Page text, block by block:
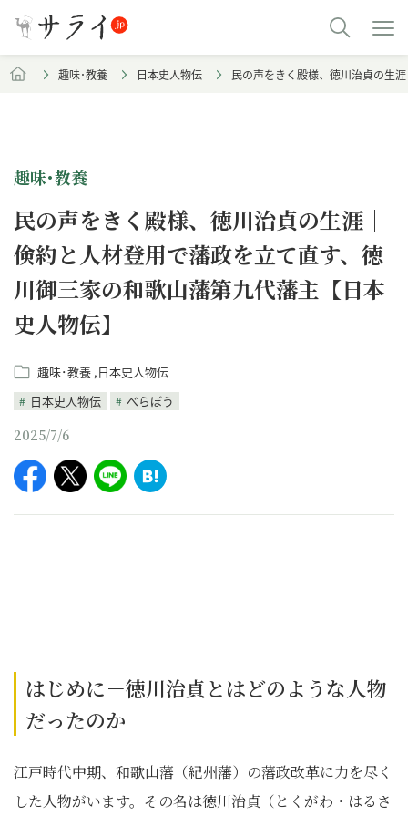
趣味･教養 日本史人物伝 民の声をきく殿様、徳川治貞の生
趣味･教養
民の声をきく殿様、徳川治貞の生涯｜
倹約と人材登用で藩政を立て直す、徳
川御三家の和歌山藩第九代藩主【日本
史人物伝】
趣味･教養 日本史人物伝
日本史人物伝
べらぼう
2025/7/6
はじめに－徳川治貞とはどのような人物
だったのか
江戸時代中期、和歌山藩（紀州藩）の藩政改革に力を尽く
した人物がいます。その名は徳川治貞（とくがわ・はるさ